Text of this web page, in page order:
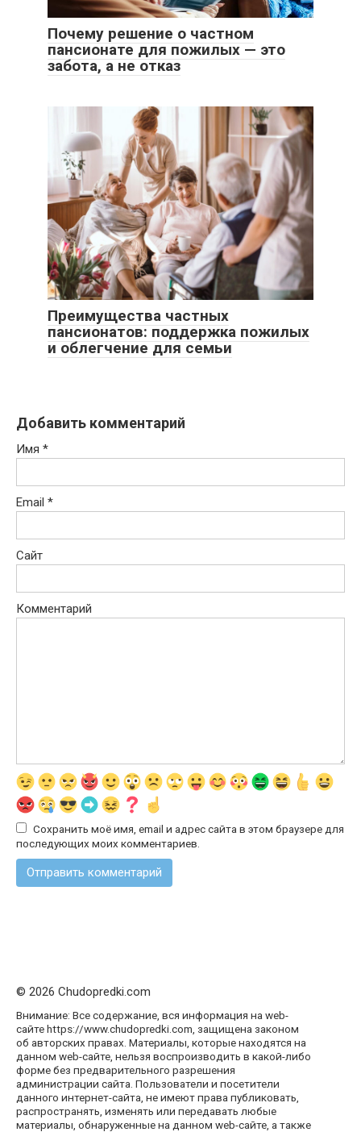
Почему решение о частном
пансионате для пожилых — это
забота, а не отказ
Преимущества частных
пансионатов: поддержка пожилых
и облегчение для семьи
Добавить комментарий
Имя *
Email *
Сайт
Комментарий
Сохранить моё имя, email и адрес сайта в этом браузере для
последующих моих комментариев.
© 2026 Chudopredki.com
Внимание: Все содержание, вся информация на web-
сайте https://www.chudopredki.com, защищена законом
об авторских правах. Материалы, которые находятся на
данном web-сайте, нельзя воспроизводить в какой-либо
форме без предварительного разрешения
администрации сайта. Пользователи и посетители
данного интернет-сайта, не имеют права публиковать,
распространять, изменять или передавать любые
материалы, обнаруженные на данном web-сайте, а также